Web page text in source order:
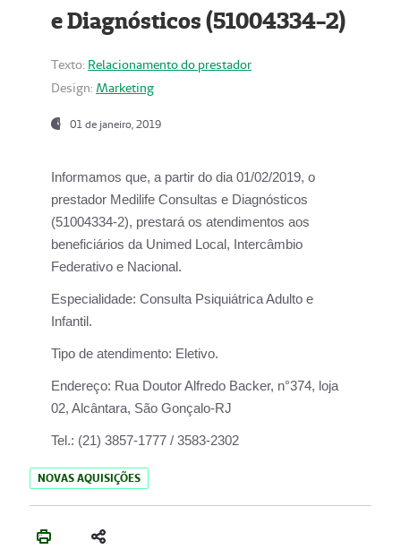
e Diagnósticos (51004334-2)
Texto: Relacionamento do prestador
Design: Marketing
01 de janeiro, 2019
Informamos que, a partir do dia 01/02/2019, o
prestador Medilife Consultas e Diagnósticos
(51004334-2), prestará os atendimentos aos
beneficiários da Unimed Local, Intercâmbio
Federativo e Nacional.
Especialidade: Consulta Psiquiátrica Adulto e
Infantil.
Tipo de atendimento: Eletivo.
Endereço: Rua Doutor Alfredo Backer, n°374, loja
02, Alcântara, São Gonçalo-RJ
Tel.: (21) 3857-1777 / 3583-2302
NOVAS AQUISIÇÕES